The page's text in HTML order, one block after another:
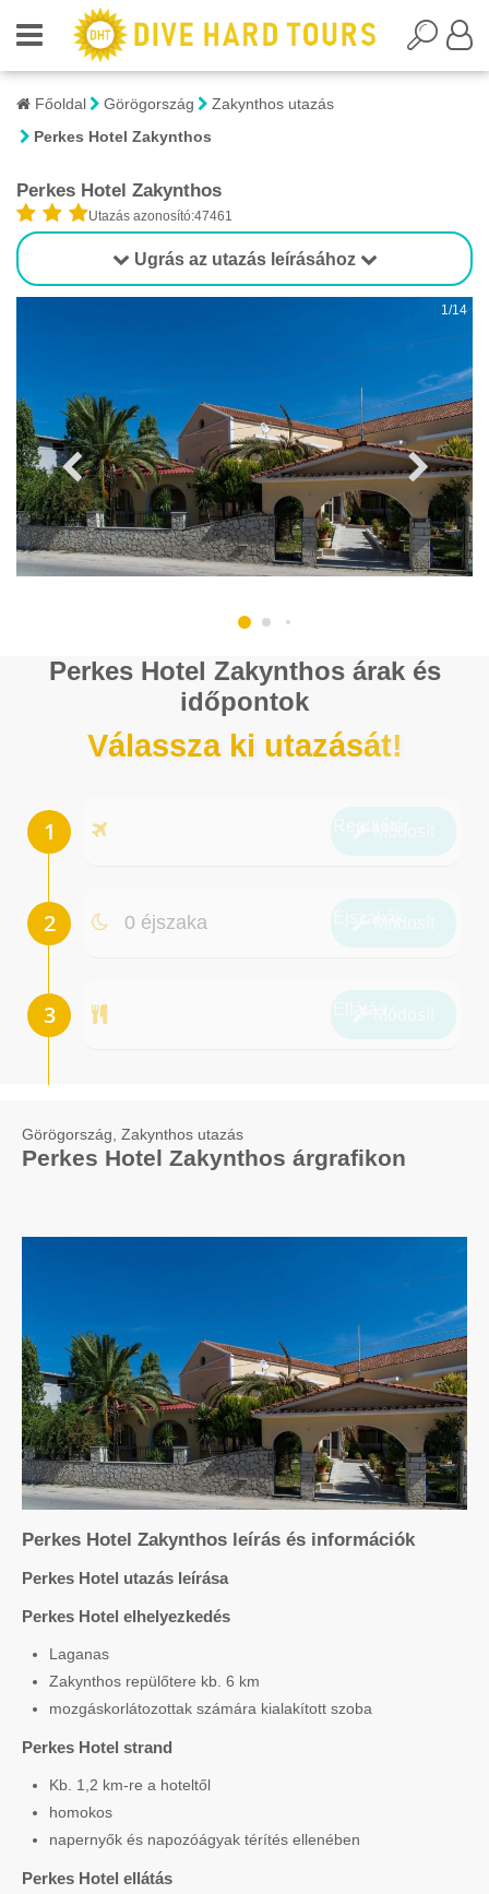
Főoldal Görögország
Zakynthos utazás
Perkes Hotel Zakynthos
Perkes Hotel Zakynthos
Utazás azonosító:47461
Ugrás az utazás leírásához
1/14
Perkes Hotel Zakynthos árak és
időpontok
Válassza ki utazását!
0 éjszaka
Görögország, Zakynthos utazás
Perkes Hotel Zakynthos árgrafikon
Perkes Hotel Zakynthos leírás és információk
Perkes Hotel utazás leírása
Perkes Hotel elhelyezkedés
Laganas
Zakynthos repülőtere kb. 6 km
mozgáskorlátozottak számára kialakított szoba
Perkes Hotel strand
Kb. 1,2 km-re a hoteltől
homokos
napernyők és napozóágyak térítés ellenében
Perkes Hotel ellátás